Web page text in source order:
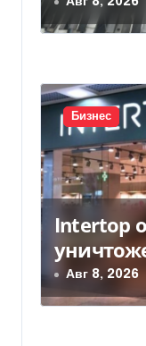
а
и
с
я
м
Бизнес
Intertop
млн грн
Авг 8, 2026